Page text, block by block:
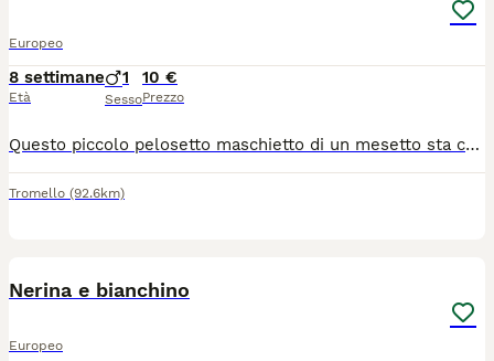
Europeo
8 settimane
Età
1
Sesso
10 €
Prezzo
Questo piccolo pelosetto maschietto di un mesetto sta cercando adozione. Il gattino e stato spulciato e sverminato,mangia da solo e sta usando benissimo la lettiera. Si trova a Dorno in provincia di Pavia. Per chi fosse interessato mi contatti al cellulare o via WhatsApp. Nicoletta 3338361639
Tromello (92.6km)
Nerina e bianchino
Europeo